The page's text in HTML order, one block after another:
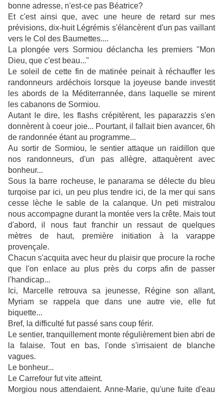
bonne adresse, n'est-ce pas Béatrice?
Et c'est ainsi que, avec une heure de retard sur mes
prévisions, dix-huit Légrémis s'élancèrent d'un pas vaillant
vers le Col des Baumettes....
La plongée vers Sormiou déclancha les premiers "Mon
Dieu, que c'est beau..."
Le soleil de cette fin de matinée peinait à réchauffer les
randonneurs ardéchois lorsque la joyeuse bande investit
les abords de la Méditerrannée, dans laquelle se mirent
les cabanons de Sormiou.
Autant le dire, les flashs crépitèrent, les paparazzis s'en
donnèrent à coeur joie... Pourtant, il fallait bien avancer, 6h
de randonnée étant au programme...
Au sortir de Sormiou, le sentier attaque un raidillon que
nos randonneurs, d'un pas allègre, attaquèrent avec
bonheur...
Sous la barre rocheuse, le panarama se délecte du bleu
turqoise par ici, un peu plus tendre ici, de la mer qui sans
cesse lèche le sable de la calanque. Un peti mistralou
nous accompagne durant la montée vers la crête. Mais tout
d'abord, il nous faut franchir un ressaut de quelques
mètres de haut, première initiation à la varappe
provençale.
Chacun s'acquita avec heur du plaisir que procure la roche
que l'on enlace au plus près du corps afin de passer
l'handicap...
Ici, Marcelle retrouva sa jeunesse, Régine son allant,
Myriam se rappela que dans une autre vie, elle fut
biquette...
Bref, la difficulté fut passé sans coup férir.
Le sentier, tranquillement monte régulièrement bien abri de
la falaise. Tout en bas, l'onde s'irrisaient de blanche
vagues.
Le bonheur...
Le Carrefour fut vite atteint.
Morgiou nous attendaient. Anne-Marie, qu'une fuite d'eau